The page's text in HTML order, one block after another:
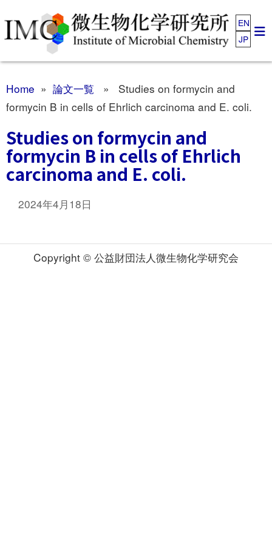
EN
JP
Home » 論文一覧 » Studies on formycin and
formycin B in cells of Ehrlich carcinoma and E. coli.
Studies on formycin and
formycin B in cells of Ehrlich
carcinoma and E. coli.
2024年4月18日
Copyright © 公益財団法人微生物化学研究会